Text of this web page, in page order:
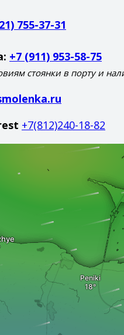
755-37-31
+7 (911) 953-58-75
стоянки в порту и
+7(812)240-18-82